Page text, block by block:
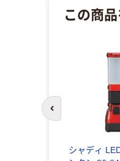
この商
シャディ
前のスライドへ